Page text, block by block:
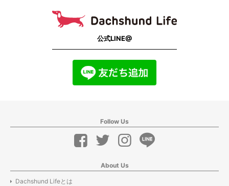
公式LINE@
Follow Us
About Us
Dachshund Lifeとは